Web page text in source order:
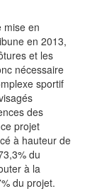
mise en
en 2013,
et les
nécessaire
sportif
des
projet
à hauteur de
du
à la
du projet.